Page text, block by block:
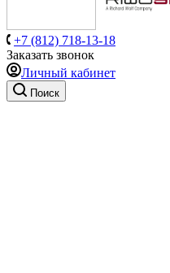
+7 (812) 718-13-18
Заказать звонок
Личный кабинет
Поиск